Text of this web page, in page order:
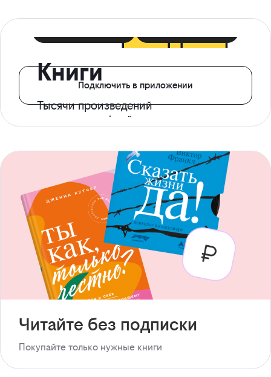
Книги
Тысячи произведений
с доступом офлайн
Подключить в приложении
Читайте без подписки
Покупайте только нужные книги